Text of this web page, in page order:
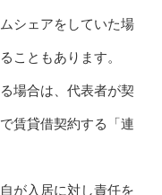
シェアをしていた場
こともあります。
場合は、代表者が契
賃貸借契約する「連
が入居に対し責任を